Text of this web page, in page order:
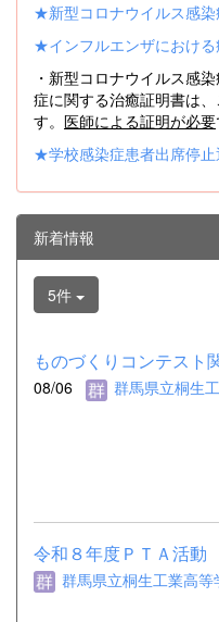
★新型コロナウイルス感
★インフルエンザにおけ
・新型コロナウイルス感
症に関する治癒証明書は
す。 医師による証明が必要
★学校感染症患者出席停
新着情報
5件
08/06 群馬県立桐生
令和８年度ＰＴＡ活動
群馬県立桐生工業高